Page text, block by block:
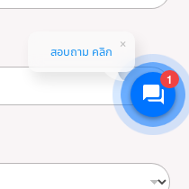
1
สอบถาม คลิก